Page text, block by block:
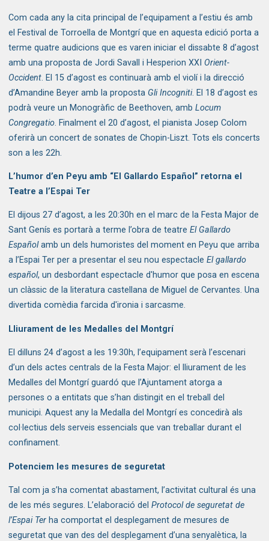
Com cada any la cita principal de l’equipament a l’estiu és amb
el Festival de Torroella de Montgríque en aquesta edició porta a
terme quatre audicions que es varen iniciar el dissabte 8 d’agost
amb una proposta deJordi Savall i Hesperion XXI Orient-
Occident. El 15 d’agost es continuarà amb el violí i la direcció
d’Amandine Beyer amb la proposta Gli Incogniti. El 18 d’agost es
podrà veure un Monogràfic de Beethoven, ambLocum
Congregatio. Finalment el 20 d’agost, el pianistaJosep Colom
oferirà un concert de sonates de Chopin-Liszt. Tots els concerts
son a les 22h.
L’humor d’en Peyu amb “El Gallardo Español” retorna el
Teatre a l’Espai Ter
El dijous 27 d’agost, a les 20:30h en el marc de la Festa Major de
Sant Genís es portarà a terme l’obra de teatreEl Gallardo
Español amb un dels humoristes del moment en Peyu que arriba
a l’Espai Ter per a presentar el seu nou espectacleEl gallardo
español, un desbordant espectacle d'humor que posa en escena
un clàssic de la literatura castellana de Miguel de Cervantes. Una
divertida comèdia farcida d'ironia i sarcasme.
Lliurament de les Medalles del Montgrí
El dilluns 24 d’agost a les 19:30h, l’equipament serà l’escenari
d’un dels actes centrals de la Festa Major: el lliurament de les
Medalles del Montgríguardó que l’Ajuntament atorga a
persones o a entitats que s’han distingit en el treball del
municipi. Aquest any la Medalla del Montgrí es concedirà als
col·lectius dels serveis essencials que van treballar durant el
confinament.
Potenciem les mesures de seguretat
Tal com ja s’ha comentat abastament, l’activitat cultural és una
de les més segures. L’elaboració delProtocol de seguretat de
l’Espai Ter ha comportat el desplegament de mesures de
seguretat que van des del desplegament d’una senyalètica, la